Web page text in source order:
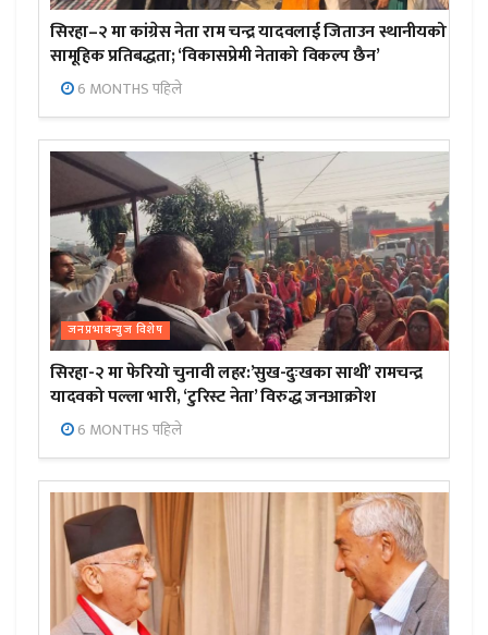
सिरहा–२ मा कांग्रेस नेता राम चन्द्र यादवलाई जिताउन स्थानीयको
सामूहिक प्रतिबद्धता; ‘विकासप्रेमी नेताको विकल्प छैन’
6 MONTHS पहिले
जनप्रभाबन्युज विशेष
सिरहा-२ मा फेरियो चुनावी लहर:’सुख-दुःखका साथी’ रामचन्द्र
यादवको पल्ला भारी, ‘टुरिस्ट नेता’ विरुद्ध जनआक्रोश
6 MONTHS पहिले